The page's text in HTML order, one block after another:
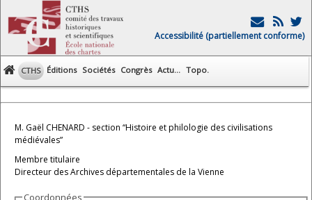
Accessibilité (partiellement conforme)
CTHS Éditions Sociétés Congrès Actu... Topo.
M. Gaël CHENARD - section “Histoire et philologie des civilisations
médiévales”
Membre titulaire
Directeur des Archives départementales de la Vienne
Coordonnées